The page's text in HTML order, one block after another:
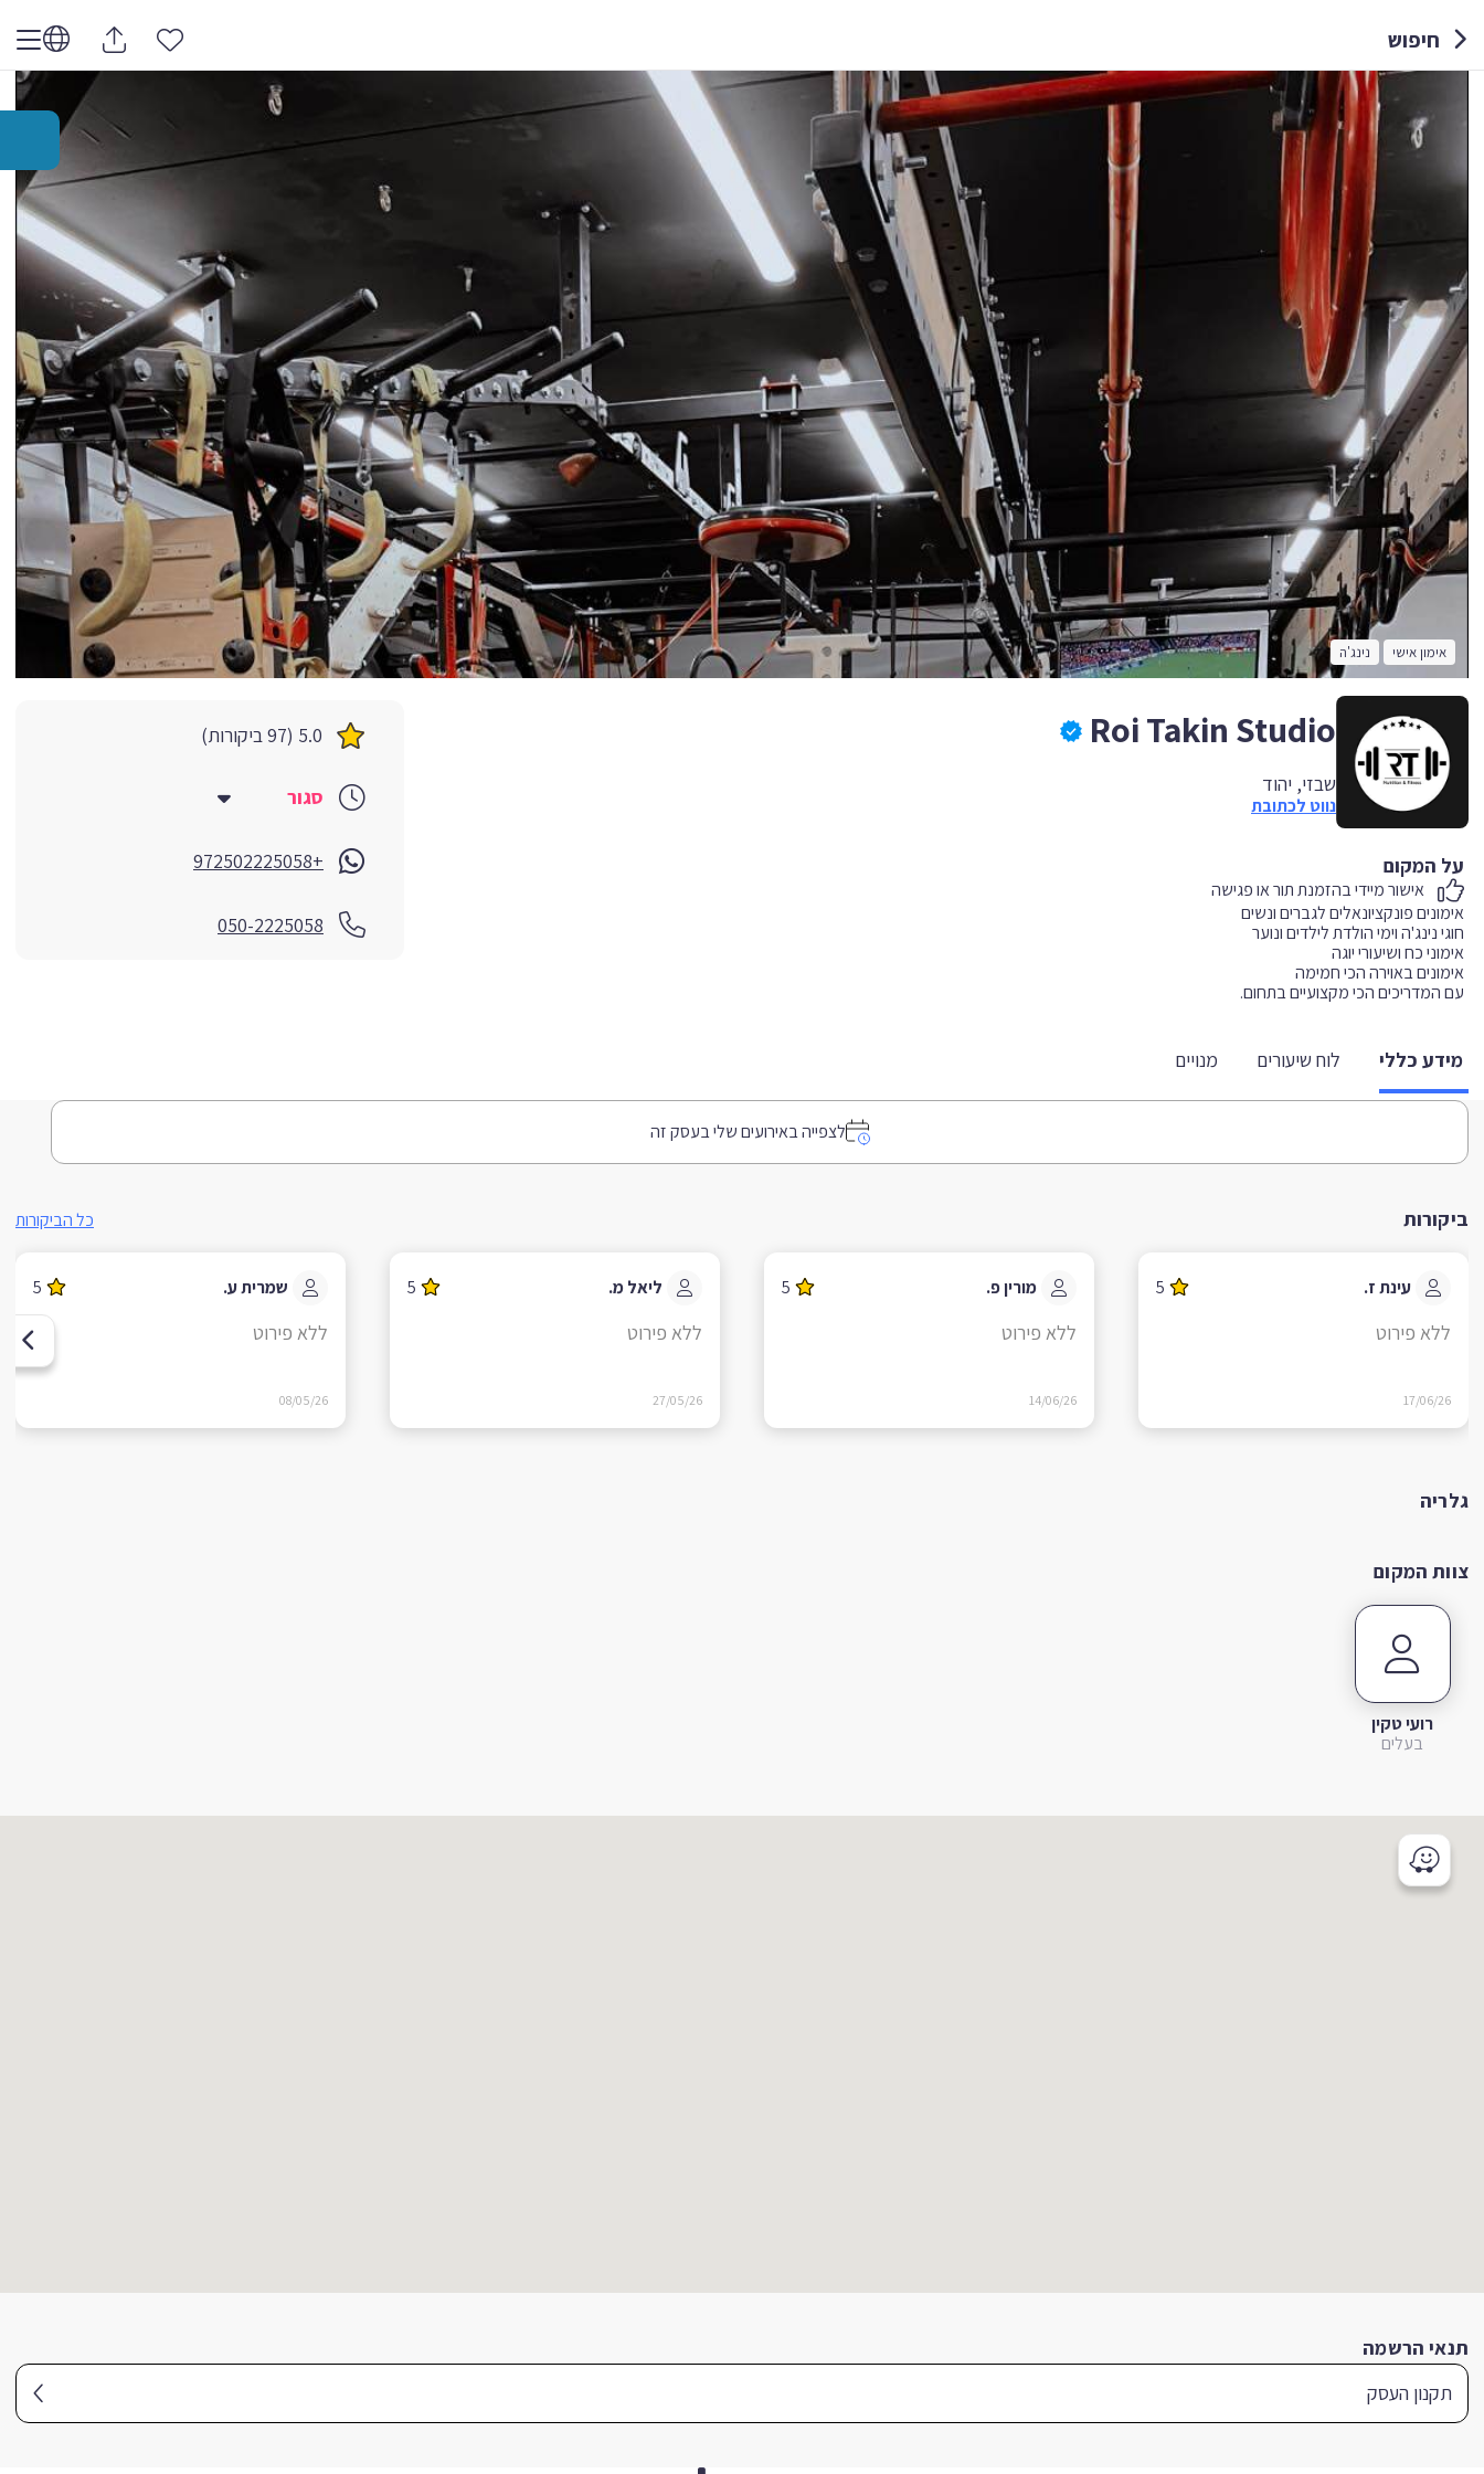
חיפוש
אימון אישי נינג'ה
Roi Takin Studio
שבזי, יהוד
נווט לכתובת
על המקום
אישור מיידי בהזמנת תור או פגישה
עם המדריכים הכי מקצועיים בתחום.
5.0 (97 ביקורות)
סגור
+972502225058
050-2225058
מידע כללי לוח שיעורים מנויים
לצפייה באירועים שלי בעסק זה
ביקורות כל הביקורות
עינת ז. 5
ללא פירוט
17/06/26
מורין פ. 5
ללא פירוט
14/06/26
ליאל מ. 5
ללא פירוט
27/05/26
שמרית ע. 5
ללא פירוט
08/05/26
גלריה
צוות המקום
רועי טקין
בעלים
תנאי הרשמה
תקנון העסק